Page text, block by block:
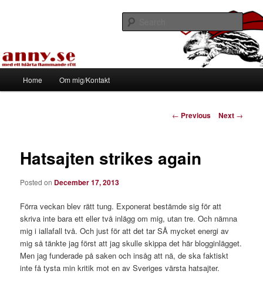
Tapirhen
Home Om mig/Kontakt
Post
← Previous Next →
Hatsajten strikes again
Posted on December 17, 2013
Förra veckan blev rätt tung. Exponerat bestämde sig för att
skriva inte bara ett eller två inlägg om mig, utan tre. Och nämna
mig i iallafall två. Och just för att det tar SÅ mycket energi av
mig så tänkte jag först att jag skulle skippa det här blogginlägget.
Men jag funderade på saken och insåg att nä, de ska faktiskt
inte få tysta min kritik mot en av Sveriges värsta hatsajter.